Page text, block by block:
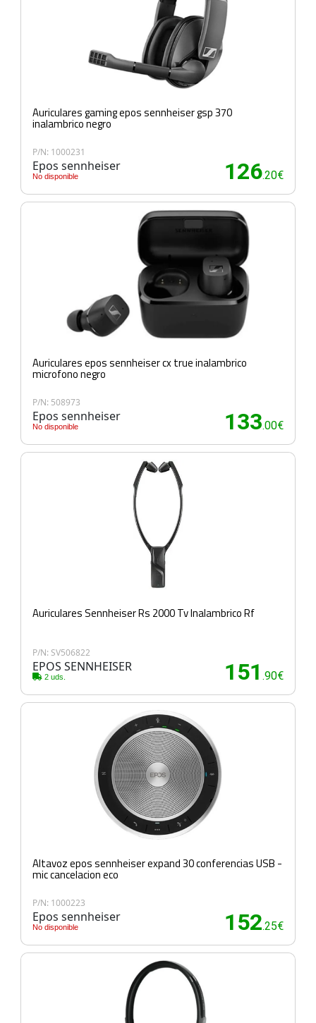
Auriculares gaming epos sennheiser gsp 370
inalambrico negro
P/N: 1000231
Epos sennheiser
No disponible 126.20€
Auriculares epos sennheiser cx true inalambrico
microfono negro
P/N: 508973
Epos sennheiser
No disponible 133.00€
Auriculares Sennheiser Rs 2000 Tv Inalambrico Rf
P/N: SV506822
EPOS SENNHEISER
2 uds. 151 .90€
Altavoz epos sennheiser expand 30 conferencias USB -
mic cancelacion eco
P/N: 1000223
Epos sennheiser
No disponible 152.25€